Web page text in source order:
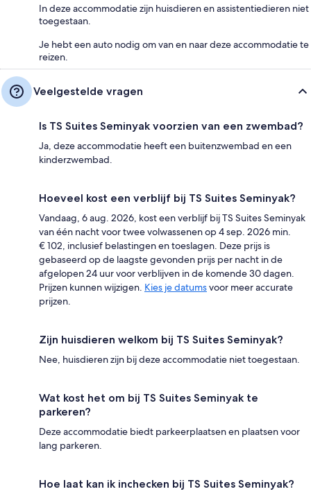
In deze accommodatie zijn huisdieren en assistentiedieren niet
toegestaan.
Je hebt een auto nodig om van en naar deze accommodatie te
reizen.
Veelgestelde vragen
Is TS Suites Seminyak voorzien van een zwembad?
Ja, deze accommodatie heeft een buitenzwembad en een
kinderzwembad.
Hoeveel kost een verblijf bij TS Suites Seminyak?
Vandaag, 6 aug. 2026, kost een verblijf bij TS Suites Seminyak
van één nacht voor twee volwassenen op 4 sep. 2026 min.
€ 102, inclusief belastingen en toeslagen. Deze prijs is
gebaseerd op de laagste gevonden prijs per nacht in de
afgelopen 24 uur voor verblijven in de komende 30 dagen.
Prijzen kunnen wijzigen. Kies je datumsvoor meer accurate
prijzen.
Zijn huisdieren welkom bij TS Suites Seminyak?
Nee, huisdieren zijn bij deze accommodatie niet toegestaan.
Wat kost het om bij TS Suites Seminyak te
parkeren?
Deze accommodatie biedt parkeerplaatsen en plaatsen voor
lang parkeren.
Hoe laat kan ik inchecken bij TS Suites Seminyak?